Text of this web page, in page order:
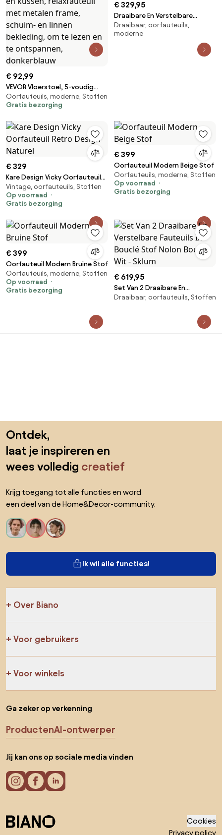
€ 92,99
VEVOR Vloerstoel, 5-voudig
verstelbaar, vloerfauteuil met
rugleuning, armleuningen en
metalen frame, schuim- en
linnen bekleding, om te lezen
en te ontspannen,
Oorfauteuils, moderne, Stoffen
Gratis bezorging
€ 329,95
Draaibare En Verstelbare
Fauteuil Van Nolon Bouclé Stof
Bouclé Wit - Sklum
Draaibaar, oorfauteuils,
moderne
€ 329
Kare Design Vicky Oorfauteuil
Retro Design Naturel
Vintage, oorfauteuils, Stoffen
Op voorraad
Gratis bezorging
€ 399
Oorfauteuil Modern Beige Stof
Oorfauteuils, moderne, Stoffen
Op voorraad
Gratis bezorging
€ 399
Oorfauteuil Modern Bruine Stof
Oorfauteuils, moderne, Stoffen
Op voorraad
Gratis bezorging
€ 619,95
Set Van 2 Draaibare En
Verstelbare Fauteuils In Bouclé
Draaibaar, oorfauteuils, Stoffen
Ontdek,
laat je inspireren en
wees volledig creatief
Krijg toegang tot alle functies en word
een deel van de Home&Decor-community.
Ik wil alle functies!
Over Biano
Voor gebruikers
Voor winkels
Ga zeker op verkenning
ProductenAI-ontwerper
Jij kan ons op sociale media vinden
Cookies
Privacy policy